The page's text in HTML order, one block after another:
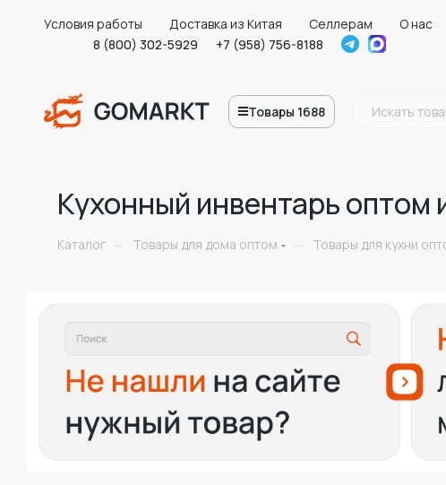
Условия работы Доставка из Китая Селлерам О нас
8 (800) 302-5929
+7 (958) 756-8188
Товары 1688
Кухонный инвентарь оптом
Каталог — Товары для дома оптом — Товары для кухни